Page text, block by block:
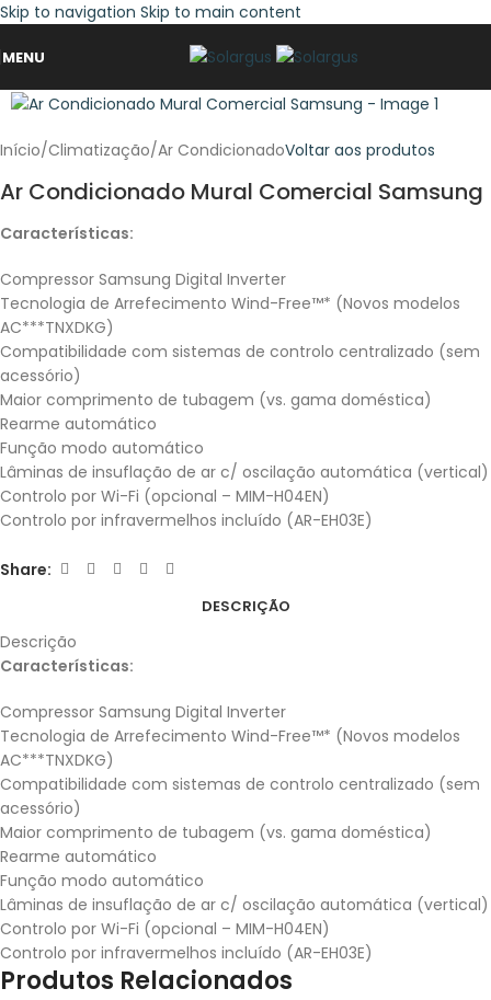
Skip to navigation Skip to main content
MENU
Início/Climatização/Ar CondicionadoVoltar aos produtos
Ar Condicionado Mural Comercial Samsung
Características:
Compressor Samsung Digital Inverter
Tecnologia de Arrefecimento Wind-Free™* (Novos modelos
AC***TNXDKG)
Compatibilidade com sistemas de controlo centralizado (sem
acessório)
Maior comprimento de tubagem (vs. gama doméstica)
Rearme automático
Função modo automático
Lâminas de insuflação de ar c/ oscilação automática (vertical)
Controlo por Wi-Fi (opcional – MIM-H04EN)
Controlo por infravermelhos incluído (AR-EH03E)
Share:
DESCRIÇÃO
Descrição
Características:
Compressor Samsung Digital Inverter
Tecnologia de Arrefecimento Wind-Free™* (Novos modelos
AC***TNXDKG)
Compatibilidade com sistemas de controlo centralizado (sem
acessório)
Maior comprimento de tubagem (vs. gama doméstica)
Rearme automático
Função modo automático
Lâminas de insuflação de ar c/ oscilação automática (vertical)
Controlo por Wi-Fi (opcional – MIM-H04EN)
Controlo por infravermelhos incluído (AR-EH03E)
Produtos Relacionados